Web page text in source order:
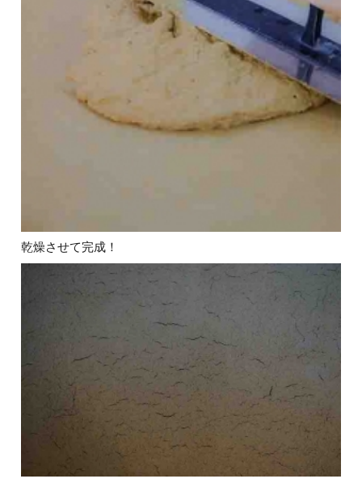
乾燥させて完成！